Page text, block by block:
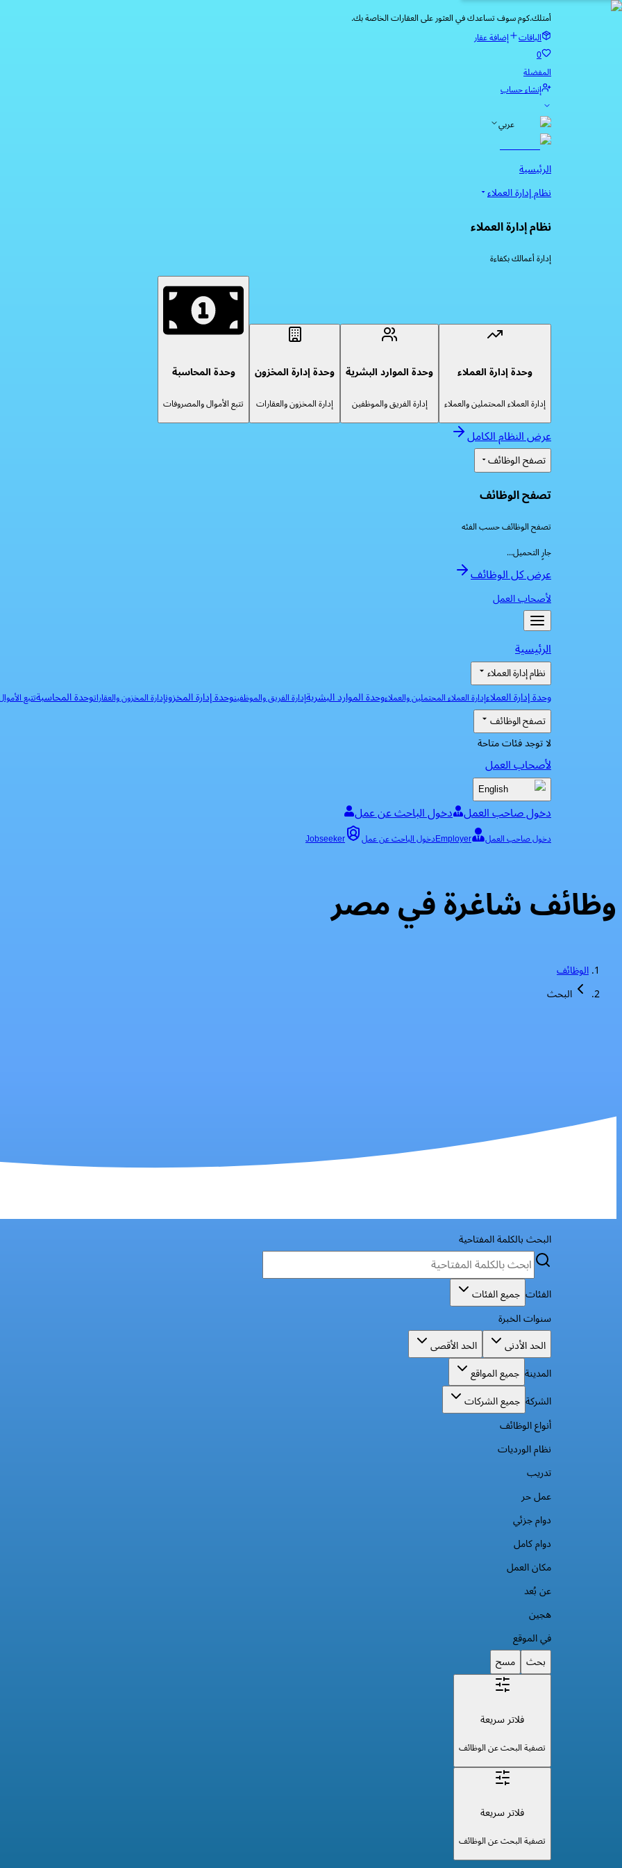
أمتلك.كوم سوف تساعدك في العثور على العقارات الخاصة بك.
الباقات إضافة عقار
0
المفضلة
إنشاء حساب
عربي
الرئيسية
نظام إدارة العملاء
نظام إدارة العملاء
إدارة أعمالك بكفاءة
وحدة إدارة العملاء
إدارة العملاء المحتملين والعملاء
وحدة الموارد البشرية
إدارة الفريق والموظفين
وحدة إدارة المخزون
إدارة المخزون والعقارات
وحدة المحاسبة
تتبع الأموال والمصروفات
عرض النظام الكامل
تصفح الوظائف
تصفح الوظائف
تصفح الوظائف حسب الفئه
جارٍ التحميل...
عرض كل الوظائف
لأصحاب العمل
الرئيسية
نظام إدارة العملاء
وحدة إدارة العملاءإدارة العملاء المحتملين والعملاءوحدة الموارد البشريةإدارة الفريق والموظفينوحدة إدارة المخزونإدارة المخزون والعقاراتوحدة المحاسبةتتبع
تصفح الوظائف
لا توجد فئات متاحة
لأصحاب العمل
English
دخول صاحب العمل دخول الباحث عن عمل
دخول صاحب العمل Employerدخول الباحث عن عمل Jobseeker
وظائف شاغرة في مصر
الوظائف
البحث
البحث بالكلمة المفتاحية
الفئات جميع الفئات
سنوات الخبرة
الحد الأدنى
الحد الأقصى
المدينة جميع المواقع
الشركة جميع الشركات
أنواع الوظائف
نظام الورديات
تدريب
عمل حر
دوام جزئي
دوام كامل
مكان العمل
عن بُعد
هجين
في الموقع
بحث مسح
فلاتر سريعة
تصفية البحث عن الوظائف
فلاتر سريعة
تصفية البحث عن الوظائف